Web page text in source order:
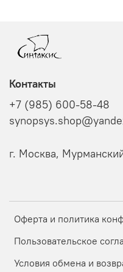
Оферта и политика
Пользовательское
Условия обмена и
Контакты
+7 (985) 600-58-48
г. Москва,